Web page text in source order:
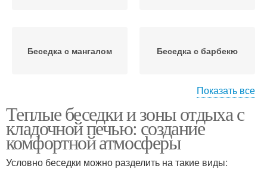
Беседка с мангалом Беседка с барбекю
Печь для теплой
беседки
Печи в теплой беседке
Показать все
Теплые беседки и зоны отдыха с
кладочной печью: создание
комфортной атмосферы
Условно беседки можно разделить на такие виды: